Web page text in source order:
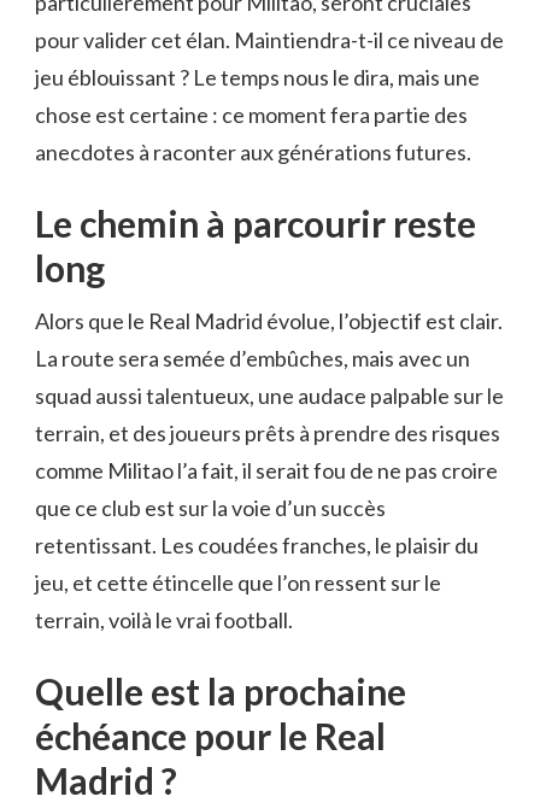
pour valider cet élan. Maintiendra-t-il ce niveau de
jeu éblouissant ? Le temps nous le dira, mais une
chose est certaine : ce moment fera partie des
anecdotes à raconter aux générations futures.
Le chemin à parcourir reste
long
Alors que le Real Madrid évolue, l’objectif est clair.
La route sera semée d’embûches, mais avec un
squad aussi talentueux, une audace palpable sur le
terrain, et des joueurs prêts à prendre des risques
comme Militao l’a fait, il serait fou de ne pas croire
que ce club est sur la voie d’un succès
retentissant. Les coudées franches, le plaisir du
jeu, et cette étincelle que l’on ressent sur le
terrain, voilà le vrai football.
Quelle est la prochaine
échéance pour le Real
Madrid ?